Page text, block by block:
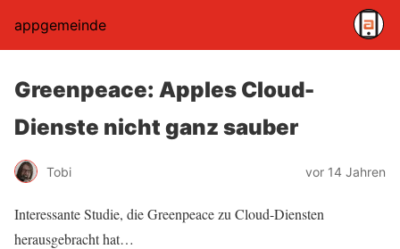
appgemeinde
Greenpeace: Apples Cloud-
Dienste nicht ganz sauber
Tobi vor 14 Jahren
Interessante Studie, die Greenpeace zu Cloud-Diensten
herausgebracht hat…